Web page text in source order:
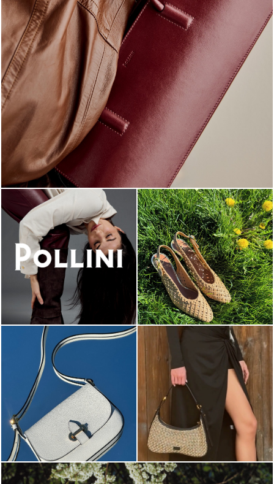
Classy, sassy, trendy - the new Pollini Lady Bag is ...